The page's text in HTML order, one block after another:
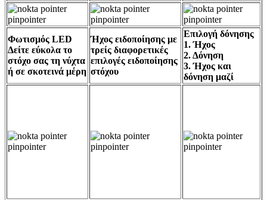
Φωτισμός LED
Δείτε εύκολα το
στόχο σας τη νύχτα
ή σε σκοτεινά μέρη
Ήχος ειδοποίησης με
τρείς διαφορετικές
επιλογές ειδοποίησης
στόχου
Επιλογή δόνησης
1. Ήχος
2. Δόνηση
3. Ήχος και
δόνηση μαζί